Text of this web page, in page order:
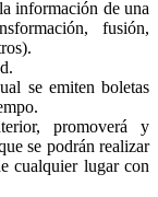
información de una
fusión,
se emiten boletas
promoverá y
se podrán realizar
cualquier lugar con